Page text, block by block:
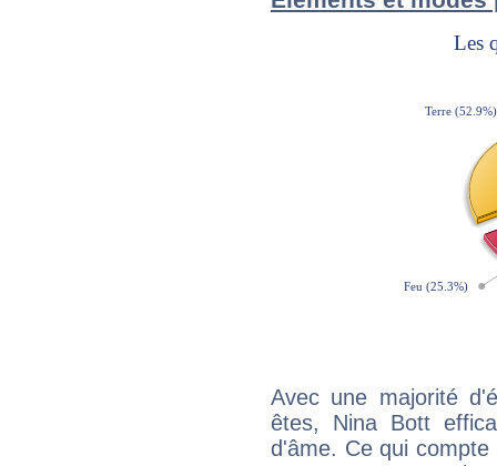
Avec une majorité
êtes, Nina Bott
d'âme. Ce qui